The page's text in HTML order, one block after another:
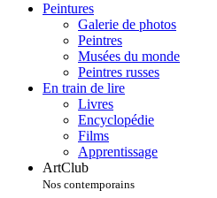
Peintures
Galerie de photos
Peintres
Musées du monde
Peintres russes
En train de lire
Livres
Encyclopédie
Films
Apprentissage
ArtClub
Nos contemporains